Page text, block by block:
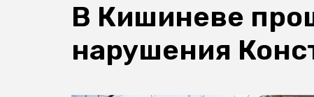
В Кишиневе
нарушения